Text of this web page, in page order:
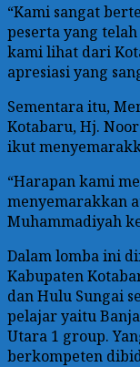
“Kami sangat
peserta yang
kami lihat dari
apresiasi yang
Sementara itu,
Kotabaru, Hj.
ikut
“Harapan kami
menyemarakkan
Muhammadiyah
Dalam lomba ini
Kabupaten
dan Hulu Sungai
pelajar yaitu
Utara 1 group.
berkompeten